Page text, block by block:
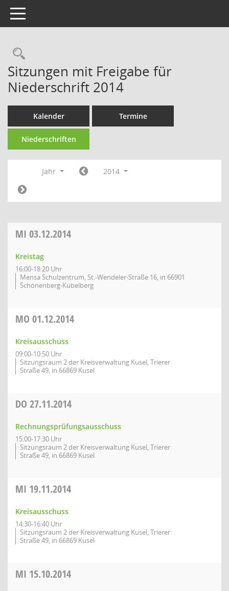
Toggle navigation
Rechercheauswahl
Sitzungen mit Freigabe für
Niederschrift 2014
Kalender Termine
Niederschriften
Jahr 2014
MI 03.12.2014
Kreistag
16:00-18:20 Uhr
Mensa Schulzentrum, St.-Wendeler-Straße 16, in 66901
Schönenberg-Kübelberg
MO 01.12.2014
Kreisausschuss
09:00-10:50 Uhr
Sitzungsraum 2 der Kreisverwaltung Kusel, Trierer
Straße 49, in 66869 Kusel
DO 27.11.2014
Rechnungsprüfungsausschuss
15:00-17:30 Uhr
Sitzungsraum 2 der Kreisverwaltung Kusel, Trierer
Straße 49, in 66869 Kusel
MI 19.11.2014
Kreisausschuss
14:30-16:40 Uhr
Sitzungsraum 2 der Kreisverwaltung Kusel, Trierer
Straße 49, in 66869 Kusel
MI 15.10.2014